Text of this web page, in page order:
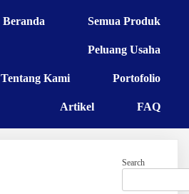
Beranda Semua Produk
Peluang Usaha
Tentang Kami Portofolio
Artikel FAQ
Search